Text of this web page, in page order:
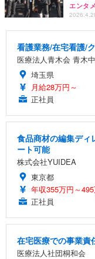
エンタメ
看護業務/在宅看護/
医療法人青木会 青木
埼玉県
月給28万円～
正社員
食品商材の編集ディ
ート可能
株式会社YUIDEA
東京都
年収355万円～
正社員
在宅医療での事業責
医療法人社団桐和会